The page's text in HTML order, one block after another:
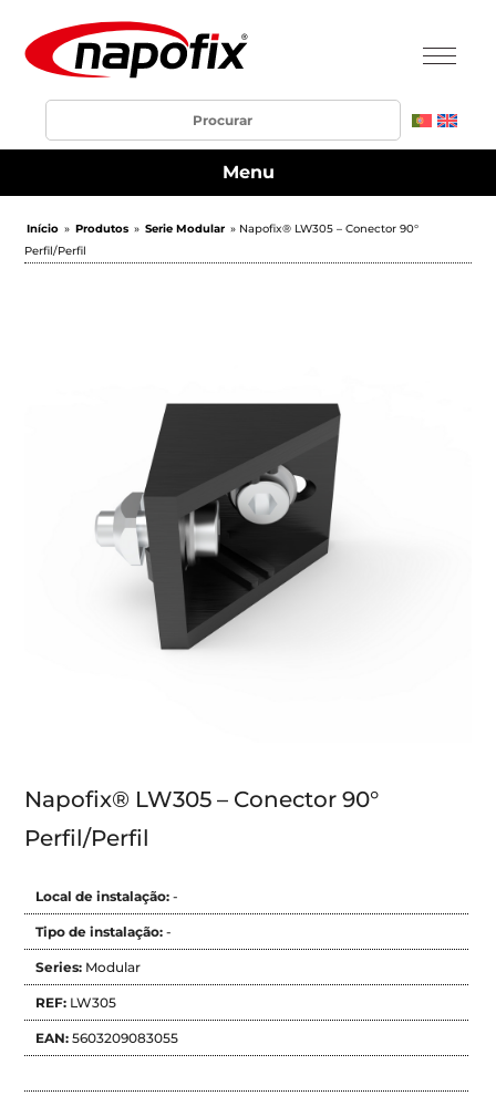
Menu
Início » Produtos » Serie Modular » Napofix® LW305 – Conector 90°
Perfil/Perfil
Napofix® LW305 – Conector 90°
Perfil/Perfil
Local de instalação:-
Tipo de instalação:-
Series: Modular
REF: LW305
EAN:5603209083055